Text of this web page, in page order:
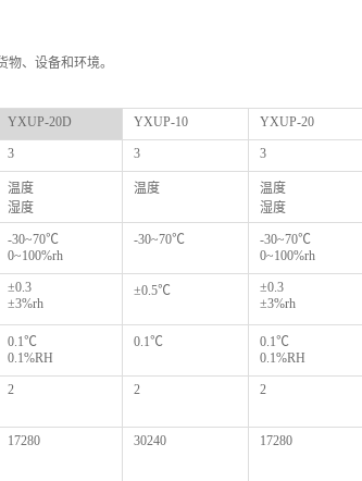
、设备和环境。
YXUP-20D YXUP-10 YXUP-20
3 3 3
温度
湿度
温度
温度
湿度
-30~70℃
0~100%rh
-30~70℃
-30~70℃
0~100%rh
±0.3
±3%rh
±0.5℃
±0.3
±3%rh
0.1℃
0.1%RH
0.1℃
0.1℃
0.1%RH
2 2 2
17280 30240 17280